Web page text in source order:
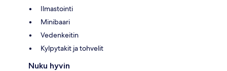
Ilmastointi
Minibaari
Vedenkeitin
Kylpytakit ja tohvelit
Nuku hyvin